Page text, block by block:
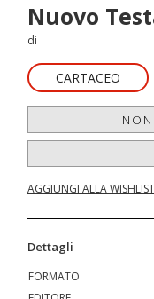
Nuovo
di
CARTACEO
AGGIUNGI ALLA WISHLIST
Dettagli
FORMATO